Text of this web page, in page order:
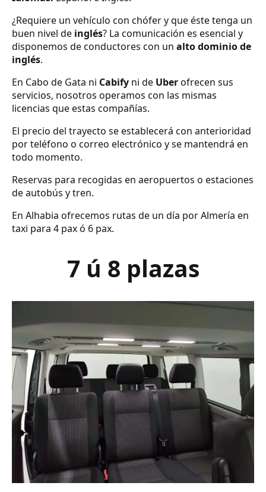
¿Requiere un vehículo con chófer y que éste tenga un
buen nivel de inglés? La comunicación es esencial y
disponemos de conductores con un alto dominio de
inglés.
En Cabo de Gata ni Cabify ni de Uberofrecen sus
servicios, nosotros operamos con las mismas
licencias que estas compañías.
El precio del trayecto se establecerá con anterioridad
por teléfono o correo electrónico y se mantendrá en
todo momento.
Reservas para recogidas en aeropuertos o estaciones
de autobús y tren.
En Alhabia ofrecemos rutas de un día por Almería en
taxi para 4 pax ó 6 pax.
7 ú 8 plazas